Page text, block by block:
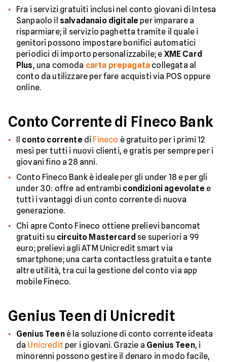
Fra i servizi gratuiti inclusi nel conto giovani di Intesa
Sanpaolo il salvadanaio digitale per imparare a
risparmiare; il servizio paghetta tramite il quale i
genitori possono impostare bonifici automatici
periodici di importo personalizzabile; e XME Card
Plus, una comoda carta prepagata collegata al
conto da utilizzare per fare acquisti via POS oppure
online.
Conto Corrente di Fineco Bank
conto corrente di Fineco è gratuito per i primi 12
mesi per tutti i nuovi clienti, e gratis per sempre per i
giovani fino a 28 anni.
Conto Fineco Bank è ideale per gli under 18 e per gli
under 30: offre ad entrambi condizioni agevolate e
tutti i vantaggi di un conto corrente di nuova
generazione.
Chi apre Conto Fineco ottiene prelievi bancomat
gratuiti su circuito Mastercard se superiori a 99
euro; prelievi agli ATM Unicredit smart via
smartphone; una carta contactless gratuita e tante
altre utilità, tra cui la gestione del conto via app
mobile Fineco.
Genius Teen di Unicredit
Genius Teenè la soluzione di conto corrente ideata
da Unicredit per i giovani. Grazie a Genius Teen, i
minorenni possono gestire il denaro in modo facile,